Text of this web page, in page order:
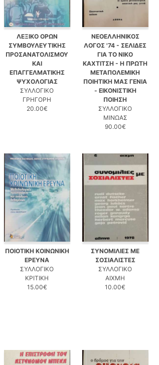
ΛΕΞΙΚΟ ΟΡΩΝ
ΣΥΜΒΟΥΛΕΥΤΙΚΗΣ
ΠΡΟΣΑΝΑΤΟΛΙΣΜΟΥ
ΚΑΙ
ΕΠΑΓΓΕΛΜΑΤΙΚΗΣ
ΨΥΧΟΛΟΓΙΑΣ
ΣΥΛΛΟΓΙΚΟ
ΓΡΗΓΟΡΗ
20.00€
ΝΕΟΕΛΛΗΝΙΚΟΣ
ΛΟΓΟΣ '74 - ΣΕΛΙΔΕΣ
ΓΙΑ ΤΟ ΝΙΚΟ
ΚΑΧΤΙΤΣΗ - Η ΠΡΩΤΗ
ΜΕΤΑΠΟΛΕΜΙΚΗ
ΠΟΙΗΤΙΚΗ ΜΑΣ ΓΕΝΙΑ
- ΕΙΚΟΝΙΣΤΙΚΗ
ΠΟΙΗΣΗ
ΣΥΛΛΟΓΙΚΟ
ΜΙΝΩΑΣ
90.00€
ΠΟΙΟΤΙΚΗ ΚΟΙΝΩΝΙΚΗ
ΕΡΕΥΝΑ
ΣΥΛΛΟΓΙΚΟ
ΚΡΙΤΙΚΗ
15.00€
ΣΥΝΟΜΙΛΙΕΣ ΜΕ
ΣΟΣΙΑΛΙΣΤΕΣ
ΣΥΛΛΟΓΙΚΟ
ΑΙΧΜΗ
10.00€